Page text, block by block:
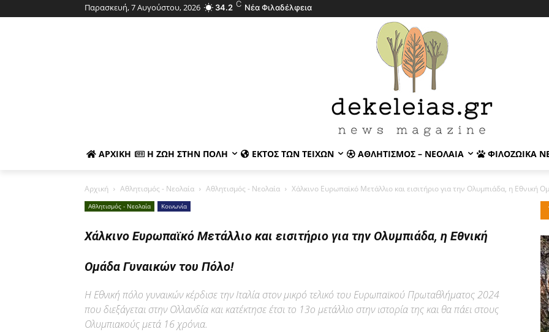
Παρασκευή, 7 Αυγούστου, 2026 34.2 C Νέα Φιλαδέλφεια
ΑΡΧΙΚΉ Η ΖΩΉ ΣΤΗΝ ΠΌΛΗ ΕΚΤΌΣ ΤΩΝ ΤΕΙΧΏΝ ΑΘΛΗΤΙΣΜΌΣ – ΝΕΟΛΑΊΑ ΦΙΛΟΖΩΙΚΆ
Αρχική Αθλητισμός - Νεολαία Αθλητισμός - Νεολαία Χάλκινο Ευρωπαϊκό Μετάλλιο και εισιτήριο για την Ολυμπιάδα, η Εθνική
Αθλητισμός - Νεολαία Κοινωνία
Χάλκινο Ευρωπαϊκό Μετάλλιο και εισιτήριο για την Ολυμπιάδα, η Εθνική
Ομάδα Γυναικών του Πόλο!
Η Εθνική πόλο γυναικών κέρδισε την Ιταλία στον μικρό τελικό του Ευρωπαϊκού Πρωταθλήματος 2024
που διεξάγεται στην Ολλανδία και κατέκτησε έτσι το 13ο μετάλλιο στην ιστορία της και θα πάει στους
Ολυμπιακούς μετά 16 χρόνια.